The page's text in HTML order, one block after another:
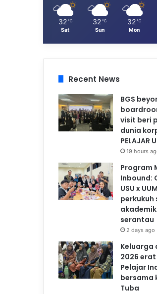
32 ℃
Sat
32 ℃
Sun
32 ℃
Mon
Recent News
BGS
visit beri
dunia
PELAJAR
19 hours
Program
Inbound:
USU x
perkukuh
serantau
2 days ago
Keluarga
2026
Pelajar
bersama
Tuba